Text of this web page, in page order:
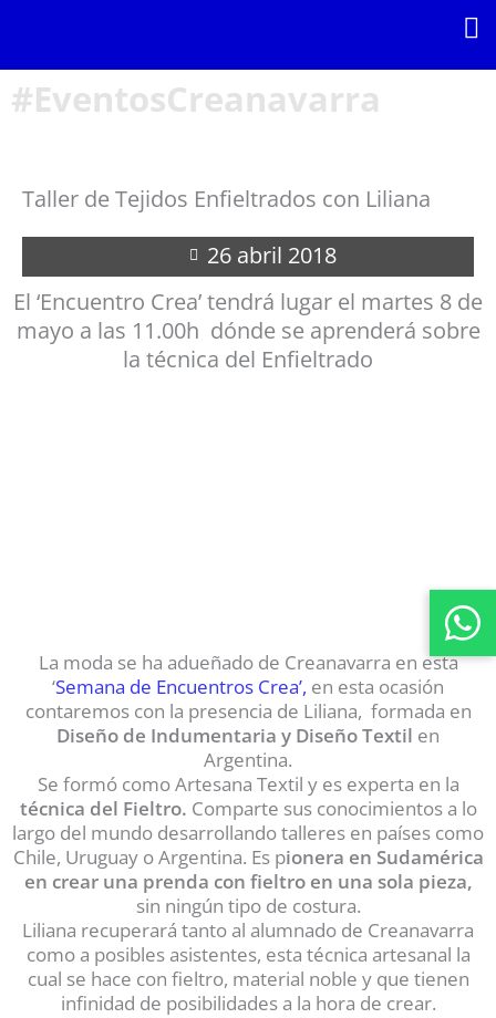
contenido
#EventosCreanavarra
Taller de Tejidos Enfieltrados con Liliana
26 abril 2018
El ‘Encuentro Crea’ tendrá lugar el martes 8 de
mayo a las 11.00h dónde se aprenderá sobre
la técnica del Enfieltrado
La moda se ha adueñado de Creanavarra en esta
‘Semana de Encuentros Crea’, en esta ocasión
contaremos con la presencia de Liliana, formada en
Diseño de Indumentaria y Diseño Textil en
Argentina.
Se formó como Artesana Textil y es experta en la
técnica del Fieltro. Comparte sus conocimientos a lo
largo del mundo desarrollando talleres en países como
Chile, Uruguay o Argentina. Es pionera en Sudamérica
en crear una prenda con fieltro en una sola pieza,
sin ningún tipo de costura.
Liliana recuperará tanto al alumnado de Creanavarra
como a posibles asistentes, esta técnica artesanal la
cual se hace con fieltro, material noble y que tienen
infinidad de posibilidades a la hora de crear.